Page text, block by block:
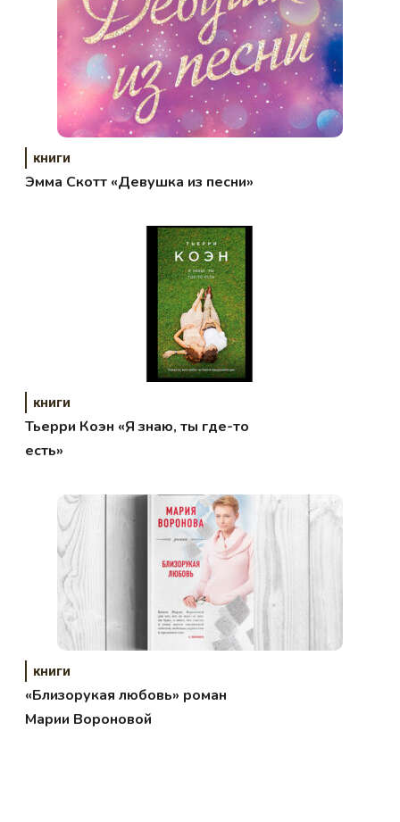
книги
Эмма Скотт «Девушка из песни»
книги
Тьерри Коэн «Я знаю, ты где-то
есть»
книги
«Близорукая любовь» роман
Марии Вороновой